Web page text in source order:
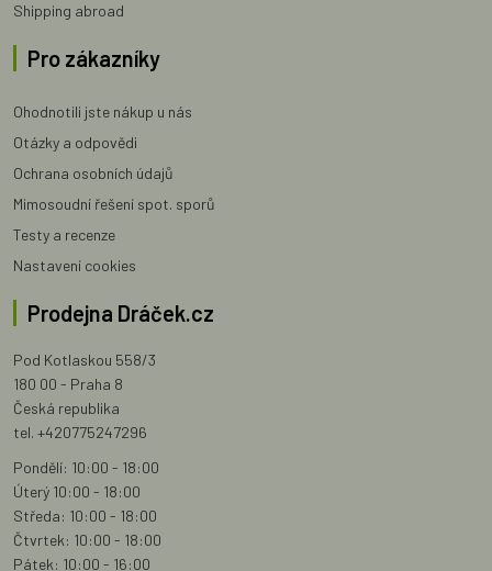
Shipping abroad
Pro zákazníky
Ohodnotili jste nákup u nás
Otázky a odpovědi
Ochrana osobních údajů
Mimosoudní řešení spot. sporů
Testy a recenze
Nastavení cookies
Prodejna Dráček.cz
Pod Kotlaskou 558/3
180 00 - Praha 8
Česká republika
tel. +420775247296
Pondělí: 10:00 - 18:00
Úterý 10:00 - 18:00
Středa: 10:00 - 18:00
Čtvrtek: 10:00 - 18:00
Pátek: 10:00 - 16:00